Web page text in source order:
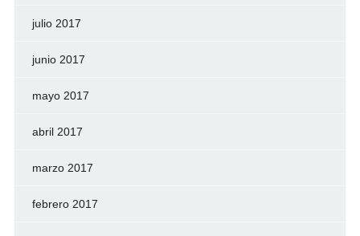
julio 2017
junio 2017
mayo 2017
abril 2017
marzo 2017
febrero 2017